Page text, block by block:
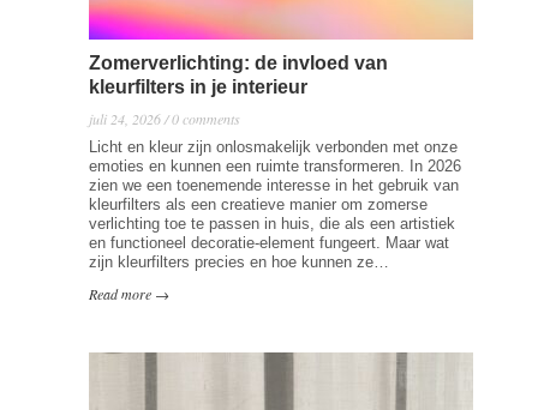
Zomerverlichting: de invloed van
kleurfilters in je interieur
juli 24, 2026 / 0 comments
Licht en kleur zijn onlosmakelijk verbonden met onze
emoties en kunnen een ruimte transformeren. In 2026
zien we een toenemende interesse in het gebruik van
kleurfilters als een creatieve manier om zomerse
verlichting toe te passen in huis, die als een artistiek
en functioneel decoratie-element fungeert. Maar wat
zijn kleurfilters precies en hoe kunnen ze…
Read more →